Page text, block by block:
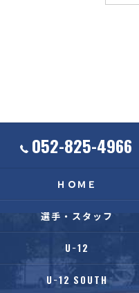
052-825-4966
ＨＯＭＥ
選手・スタッフ
U−12
U−12 SOUTH